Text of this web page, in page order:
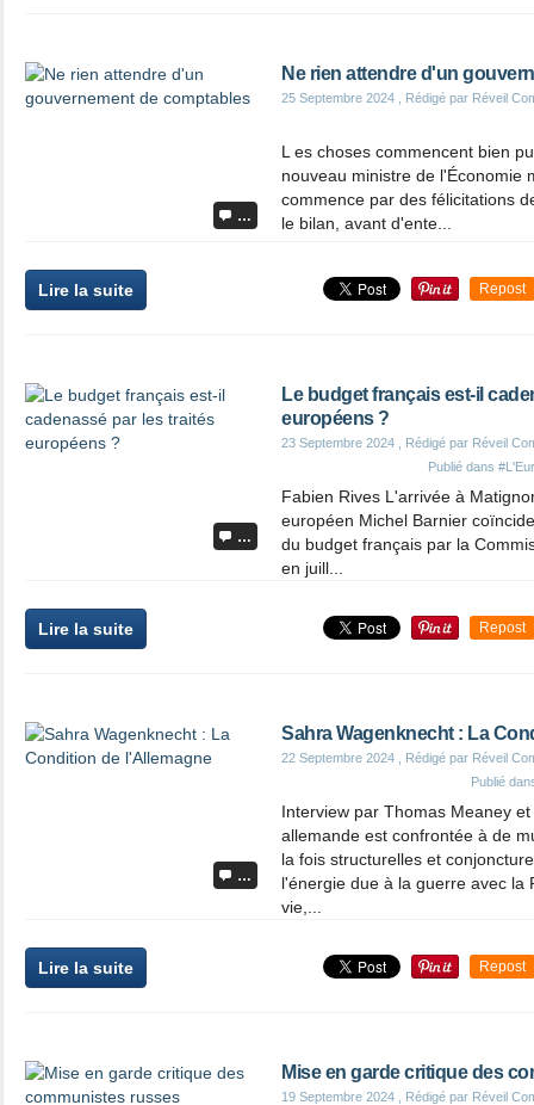
…
Ne rien attendre d'un
25 Septembre 2024 , Rédigé par Réveil
L es choses commencent bien
nouveau ministre de l'Économie
commence par des félicitations
le bilan, avant d'ente...
Lire la suite Repost
…
Le budget français est-il
européens ?
23 Septembre 2024 , Rédigé par Réveil
Publié dans
Fabien Rives L'arrivée à
européen Michel Barnier
du budget français par la
en juill...
Lire la suite Repost
…
Sahra Wagenknecht : La
22 Septembre 2024 , Rédigé par Réveil
Publié
Interview par Thomas Meaney
allemande est confrontée à de
la fois structurelles et
l'énergie due à la guerre avec la
vie,...
Lire la suite Repost
Mise en garde critique des
19 Septembre 2024 , Rédigé par Réveil